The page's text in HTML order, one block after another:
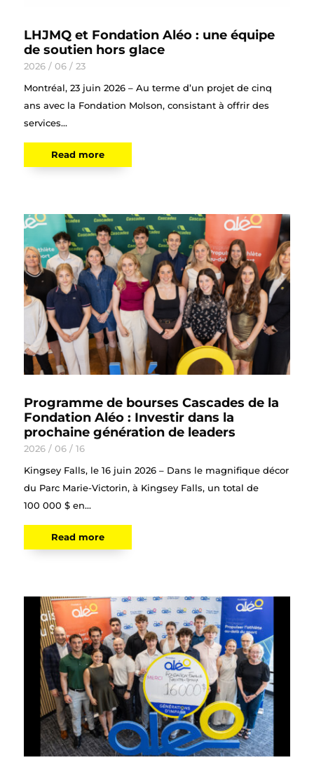
LHJMQ et Fondation Aléo : une équipe
de soutien hors glace
2026 / 06 / 23
Montréal, 23 juin 2026 – Au terme d’un projet de cinq
ans avec la Fondation Molson, consistant à offrir des
services...
Read more
Programme de bourses Cascades de la
Fondation Aléo : Investir dans la
prochaine génération de leaders
2026 / 06 / 16
Kingsey Falls, le 16 juin 2026 – Dans le magnifique décor
du Parc Marie-Victorin, à Kingsey Falls, un total de
100 000 $ en...
Read more